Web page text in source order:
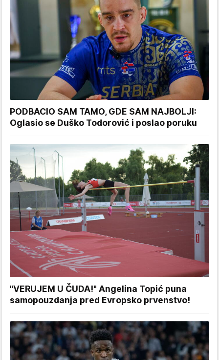
PODBACIO SAM TAMO, GDE SAM NAJBOLJI:
Oglasio se Duško Todorović i poslao poruku
"VERUJEM U ČUDA!" Angelina Topić puna
samopouzdanja pred Evropsko prvenstvo!